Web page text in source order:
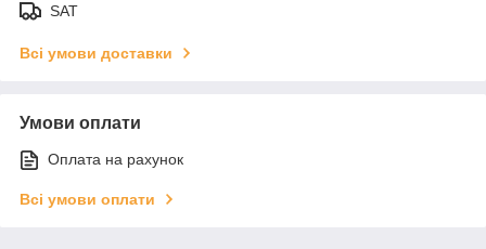
SAT
Всі умови доставки
Умови оплати
Оплата на рахунок
Всі умови оплати